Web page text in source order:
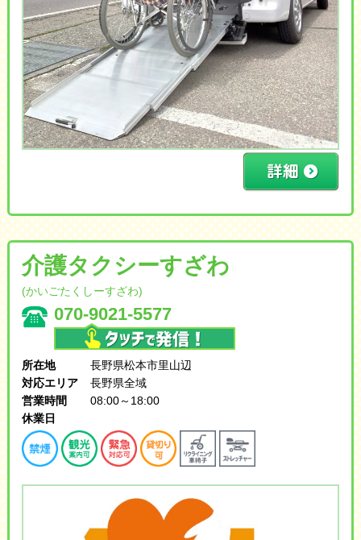
介護タクシーすざわ
(かいごたくしーすざわ)
070-9021-5577
所在地
長野県松本市里山辺
対応エリア
長野県全域
営業時間
08:00～18:00
休業日